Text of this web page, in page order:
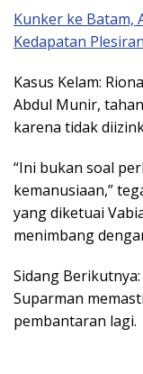
Kunker ke Batam,
Kedapatan
​Kasus Kelam:
Abdul Munir,
karena tidak
​“Ini bukan soal
kemanusiaan,”
yang diketuai
menimbang
​Sidang
Suparman
pembantaran lagi.